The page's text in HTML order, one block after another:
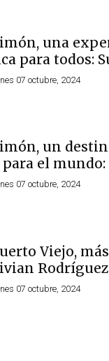
una
para todos:
07 octubre, 2024
un
el
07 octubre, 2024
Viejo,
Rodríguez
07 octubre, 2024